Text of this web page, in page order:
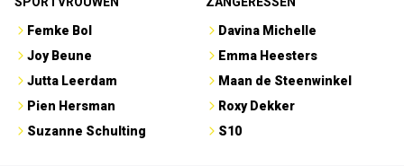
Femke Bol
Joy Beune
Jutta Leerdam
Pien Hersman
Suzanne Schulting
Davina Michelle
Emma Heesters
Maan de Steenwinkel
Roxy Dekker
S10